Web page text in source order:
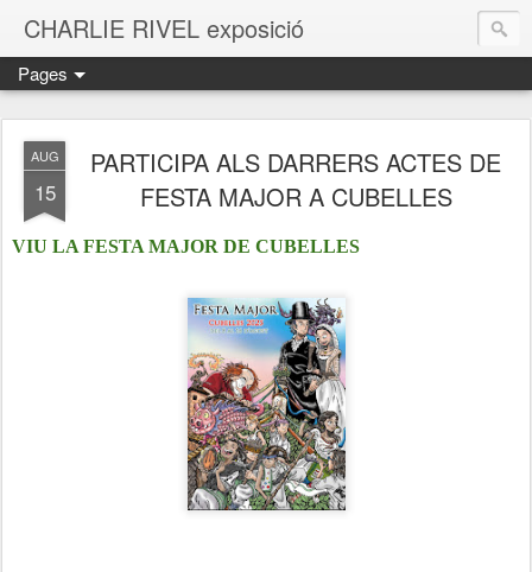
CHARLIE RIVEL exposició
Pages
AUG
15
PARTICIPA ALS DARRERS ACTES DE
FESTA MAJOR A CUBELLES
VIU LA FESTA MAJOR DE CUBELLES